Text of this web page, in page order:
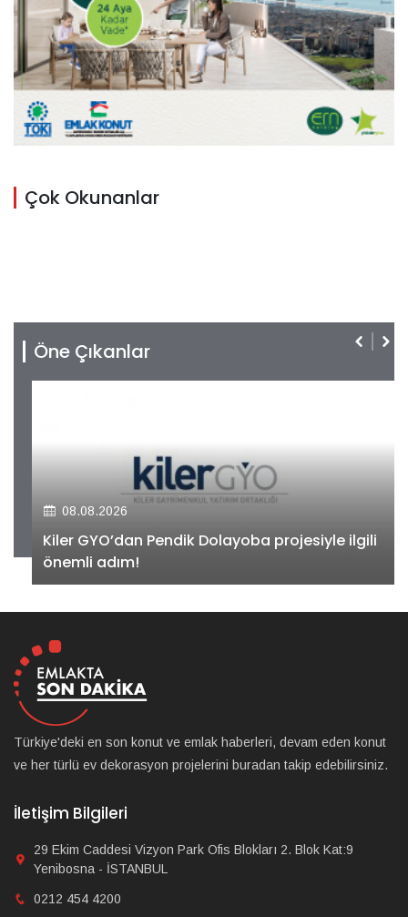
Çok Okunanlar
Öne Çıkanlar
08.08.2026
Kiler GYO’dan Pendik Dolayoba projesiyle ilgili
önemli adım!
Türkiye'deki en son konut ve emlak haberleri, devam eden konut
ve her türlü ev dekorasyon projelerini buradan takip edebilirsiniz.
İletişim Bilgileri
29 Ekim Caddesi Vizyon Park Ofis Blokları 2. Blok Kat:9
Yenibosna - İSTANBUL
0212 454 4200